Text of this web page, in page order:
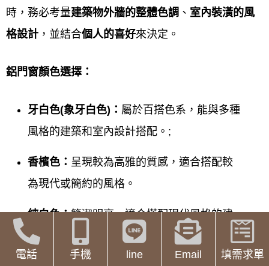
此步驟為獲取
獲得價格區間與初步報價
廠商會依您提供的資訊，提供一個
價格區間或初步報價單及 施工項目
說明。
您可在此階段 判斷報價是否符合期
，決定是否進行下一步。
時，務必考量建築物外牆的整體色調 、 室內裝潢的風
格設計 ，並結合個人的喜好來決定。
鋁門窗顏色選擇：
牙白色(象牙白色) ： 屬於百搭色系，能與多種
風格的建築和室內設計搭配。;
香檳色： 呈現較為高雅的質感，適合搭配較
為現代或簡約的風格。
純白色：簡潔明亮，適合搭配現代風格的建
築和室內設計，也能營造出空間放大的效
果。
電話 手機 line Email 填需求單